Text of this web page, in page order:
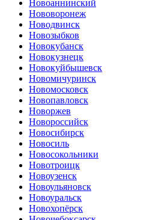
Новоаннинский
Нововоронеж
Новодвинск
Новозыбков
Новокубанск
Новокузнецк
Новокуйбышевск
Новомичуринск
Новомосковск
Новопавловск
Новоржев
Новороссийск
Новосибирск
Новосиль
Новосокольники
Новотроицк
Новоузенск
Новоульяновск
Новоуральск
Новохопёрск